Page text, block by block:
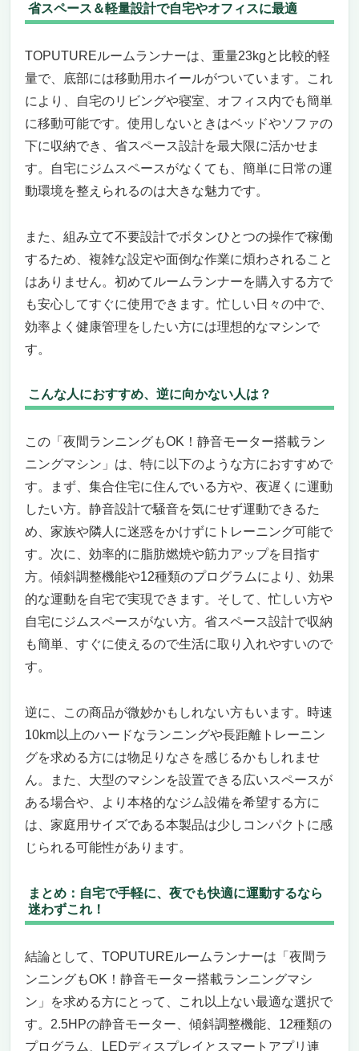
夜間ランニングもOK！静音モーター搭載ラン
静かで快適、夜でも思いっきり走れる！
コンパクトでおしゃれ、設置も収納も自由自
本格的トレーニングを家庭で実現
組立不要で届いたその日からスタート
自宅での筋力アップ・ダイエットに最適
買わなきゃ損！自宅トレーニングの決定版
夜間ランニングもOK！静音モーター搭載ラン
家庭で本格的にランニングと筋力アップを両
立できる、静音モーター搭載ランニングマシ
圧倒的な機能性で全身トレーニングを完全サ
ポート
使いやすさと安全性を徹底追求
今すぐ手に入れるべき理由
夜間ランニングもOK！静音モーター搭載ラン
静かでパワフル、夜でも気兼ねなく走れる家
庭用ランニングマシン
世界累計販売250万台、信頼の家庭用ランニ
ングマシン
アプリ連動で毎日のトレーニングを見える化
静音性能と衝撃吸収で夜でも安心
筋力アップも脂肪燃焼も、家で一台で完結
信頼の日本正規代理店・2年保証で安心
夜間ランニングもOK！静音モーター搭載ラン
ニングマシン — Reebok JET300+で自宅ラン
ニング革命
静音性と快適性の両立で夜間ランニングも思
いのまま
メディア連携とトレーニングログでモチベー
ション維持
コンパクト設計で収納も簡単
今すぐ手に入れて夜間ランニングを楽しもう
夜間ランニングもOK！静音モーター搭載ラン
ニングマシン – Horizon TR5.0
ニングもOK！静音モーター搭載ランニング
マシンで実現する最高の運動体験
でもモチベーションを維持
信頼のメーカーと安心サポートで購入後も安
心
の設計
省スペース＆軽量設計で自宅やオフィスに最適
TOPUTUREルームランナーは、重量23kgと比較的軽
量で、底部には移動用ホイールがついています。これ
により、自宅のリビングや寝室、オフィス内でも簡単
に移動可能です。使用しないときはベッドやソファの
下に収納でき、省スペース設計を最大限に活かせま
す。自宅にジムスペースがなくても、簡単に日常の運
動環境を整えられるのは大きな魅力です。
また、組み立て不要設計でボタンひとつの操作で稼働
するため、複雑な設定や面倒な作業に煩わされること
はありません。初めてルームランナーを購入する方で
も安心してすぐに使用できます。忙しい日々の中で、
効率よく健康管理をしたい方には理想的なマシンで
す。
こんな人におすすめ、逆に向かない人は？
この「夜間ランニングもOK！静音モーター搭載ラン
ニングマシン」は、特に以下のような方におすすめで
す。まず、集合住宅に住んでいる方や、夜遅くに運動
したい方。静音設計で騒音を気にせず運動できるた
め、家族や隣人に迷惑をかけずにトレーニング可能で
す。次に、効率的に脂肪燃焼や筋力アップを目指す
方。傾斜調整機能や12種類のプログラムにより、効果
的な運動を自宅で実現できます。そして、忙しい方や
自宅にジムスペースがない方。省スペース設計で収納
も簡単、すぐに使えるので生活に取り入れやすいので
す。
逆に、この商品が微妙かもしれない方もいます。時速
10km以上のハードなランニングや長距離トレーニン
グを求める方には物足りなさを感じるかもしれませ
ん。また、大型のマシンを設置できる広いスペースが
ある場合や、より本格的なジム設備を希望する方に
は、家庭用サイズである本製品は少しコンパクトに感
じられる可能性があります。
まとめ：自宅で手軽に、夜でも快適に運動するなら
迷わずこれ！
結論として、TOPUTUREルームランナーは「夜間ラ
ンニングもOK！静音モーター搭載ランニングマシ
ン」を求める方にとって、これ以上ない最適な選択で
す。2.5HPの静音モーター、傾斜調整機能、12種類の
プログラム、LEDディスプレイとスマートアプリ連